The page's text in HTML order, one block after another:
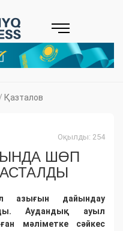
/ Қазталов
Оқылды: 254
ШӨП
азығын дайындау
Аудандық ауыл
мәліметке сәйкес